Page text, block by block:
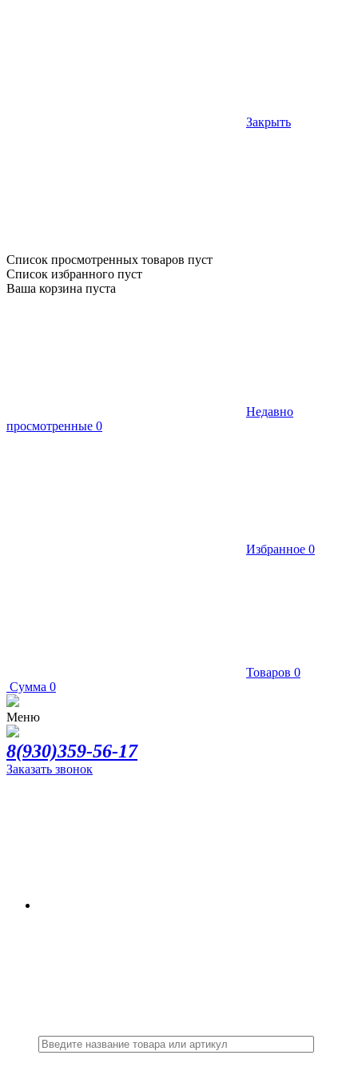
Закрыть
Список просмотренных товаров пуст
Список избранного пуст
Ваша корзина пуста
Недавно
просмотренные 0
Избранное 0
Товаров 0
Сумма 0
Меню
8(930)359-56-17
Заказать звонок